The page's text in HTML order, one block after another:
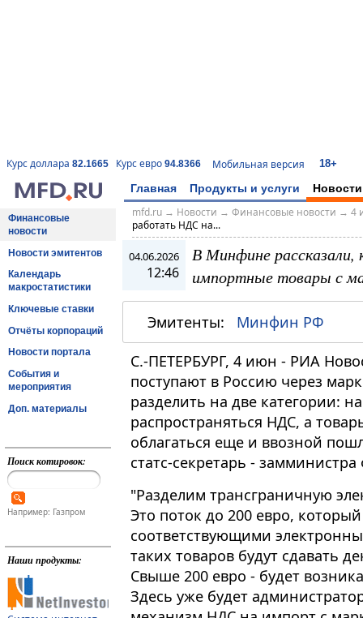
Курс доллара 82.1665 Курс евро 94.8366 Мобильная версия 18+
Главная Продукты и услуги Новости
Финансовые
новости
Новости эмитентов
Календарь
макростатистики
Ключевые ставки
Отчёты корпораций
Новости портала
События и
мероприятия
Доп. материалы
Поиск котировок:
Например: Газпром
Наши продукты:
mfd.ru→ Новости → Финансовые новости → 4
работать НДС на...
04.06.2026
12:46
В Минфине
импортные товары с
Эмитенты: Минфин РФ
С.-ПЕТЕРБУРГ, 4 июн - РИА
поступают в Россию через
разделить на две категории:
распространяться НДС, а
облагаться еще и ввозной
статс-секретарь -
"Разделим трансграничную
Это поток до 200 евро,
соответствующими
таких товаров будут сдавать
Свыше 200 евро - будет
Здесь уже будет